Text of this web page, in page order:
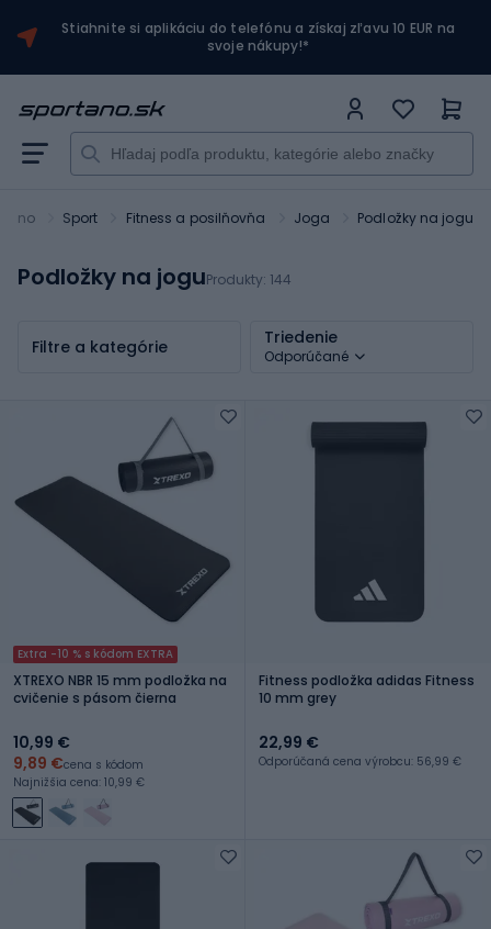
Stiahnite si aplikáciu do telefónu a získaj zľavu 10 EUR na
svoje nákupy!*
Sport Fitness a posilňovňa Joga Podložky na jogu
Podložky na joguProdukty: 144
Filtre a kategórie Triedenie
Odporúčané
Extra -10 % s kódom EXTRA
XTREXO NBR 15 mm podložka na
cvičenie s pásom čierna
10,99 €
9,89 €cena s kódom
Najnižšia cena: 10,99 €
Fitness podložka adidas Fitness
10 mm grey
22,99 €
Odporúčaná cena výrobcu: 56,99 €